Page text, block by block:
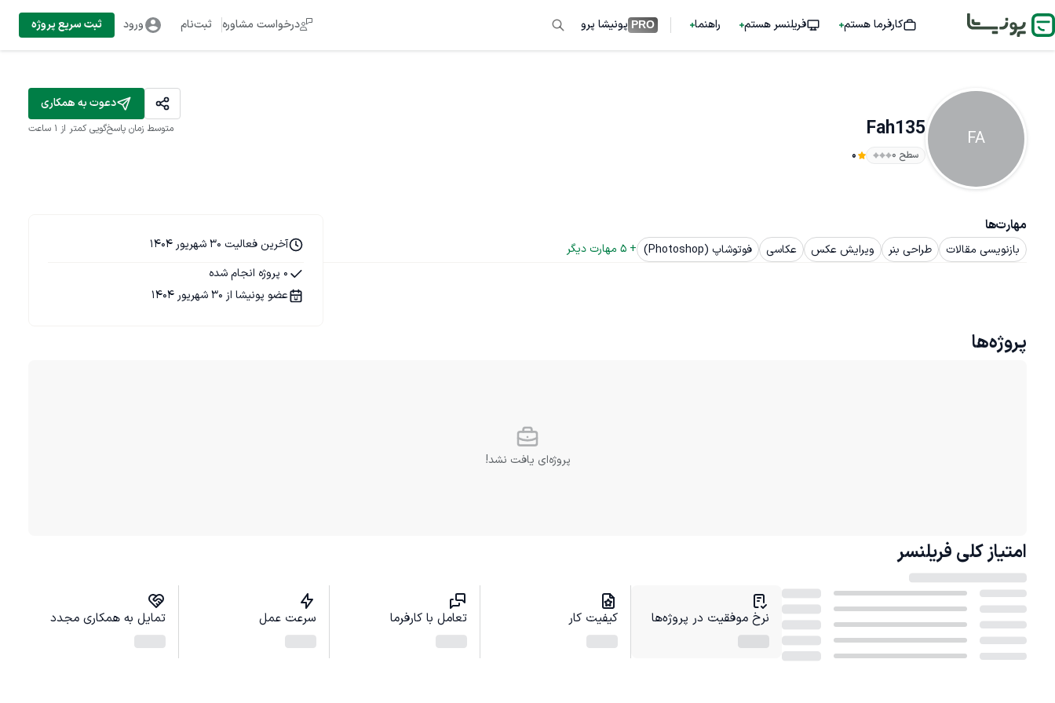
کارفرما هستم فریلنسر هستم راهنما PRO پونیشا پرو درخواست مشاوره ثبت‌نام ورود ثبت سریع پروژه
FA
Fah135
سطح ۰ 0
دعوت به همکاری
متوسط زمان پاسخ‌گویی کمتر از 1 ساعت
مهارت‌ها
بازنویسی مقالات طراحی بنر ویرایش عکس عکاسی فوتوشاپ (Photoshop) +
5 مهارت دیگر
آخرین فعالیت 30 شهریور 1404
0 پروژه انجام شده
عضو پونیشا از 30 شهریور 1404
پروژه‌ها
پروژه‌ای یافت نشد!
امتیاز کلی فریلنسر
نرخ موفقیت در پروژه‌ها کیفیت کار تعامل با کارفرما سرعت عمل تمایل به همکاری مجدد